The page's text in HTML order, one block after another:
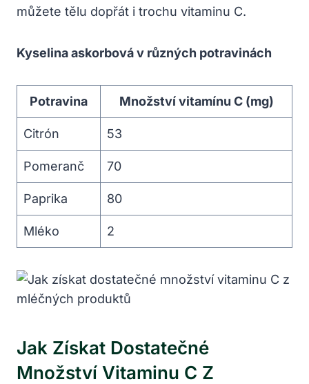
můžete tělu dopřát i trochu vitaminu C.
Kyselina askorbová v různých potravinách
Potravina Množství vitamínu C (mg)
Citrón 53
Pomeranč 70
Paprika 80
Mléko 2
Jak Získat Dostatečné
Množství Vitaminu C Z